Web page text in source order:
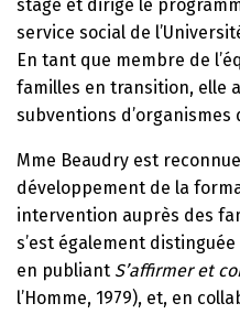
stage et dirigé le
service social de
En tant que membre de
familles en transition, elle
subventions
Mme Beaudry est
développement de la
intervention auprès des
s’est également
en publiant S’affirmer et
l’Homme, 1979), et, en